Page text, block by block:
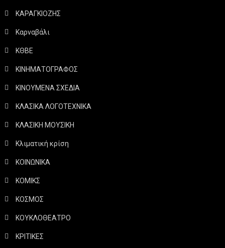
ΚΑΡΑΓΚΙΟΖΗΣ
Καρναβάλι
ΚΘΒΕ
ΚΙΝΗΜΑΤΟΓΡΑΦΟΣ
ΚΙΝΟΥΜΕΝΑ ΣΧΕΔΙΑ
ΚΛΑΣΙΚΑ ΛΟΓΟΤΕΧΝΙΚΑ
ΚΛΑΣΙΚΗ ΜΟΥΣΙΚΗ
Κλιματική κρίση
ΚΟΙΝΩΝΙΚΑ
ΚΟΜΙΚΣ
ΚΟΣΜΟΣ
ΚΟΥΚΛΟΘΕΑΤΡΟ
ΚΡΙΤΙΚΕΣ